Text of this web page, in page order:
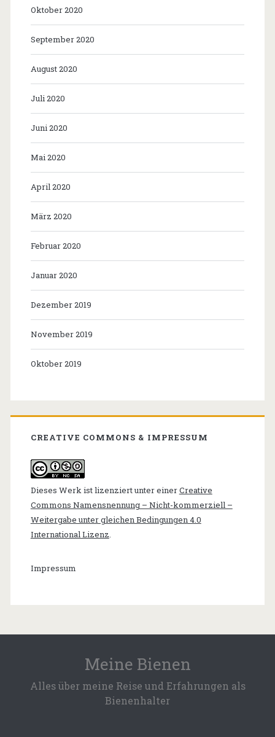
Oktober 2020
September 2020
August 2020
Juli 2020
Juni 2020
Mai 2020
April 2020
März 2020
Februar 2020
Januar 2020
Dezember 2019
November 2019
Oktober 2019
CREATIVE COMMONS & IMPRESSUM
Dieses Werk ist lizenziert unter einerCreative
Commons Namensnennung – Nicht-kommerziell –
Weitergabe unter gleichen Bedingungen 4.0
International Lizenz.
Impressum
Meine Bienen
Alles über meine Reise und Erfahrungen als
Bienenhalter